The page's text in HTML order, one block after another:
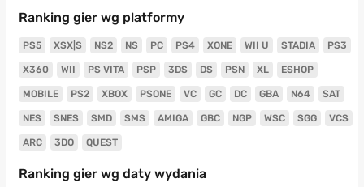
Ranking gier wg platformy
PS5 XSX|S NS2 NS PC PS4 XONE WII U STADIA PS3
X360 WII PS VITA PSP 3DS DS PSN XL ESHOP
MOBILE PS2 XBOX PSONE VC GC DC GBA N64 SAT
NES SNES SMD SMS AMIGA GBC NGP WSC SGG VCS
ARC 3DO QUEST
Ranking gier wg daty wydania